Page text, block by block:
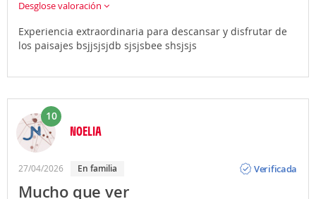
Desglose valoración
Experiencia extraordinaria para descansar y disfrutar de
los paisajes bsjjsjsjdb sjsjsbee shsjsjs
10
NOELIA
27/04/2026 En familia
Verificada
Mucho que ver